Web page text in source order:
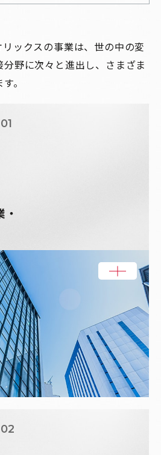
ックスの事業は、世の中の変
野に次々と進出し、さまざま
。